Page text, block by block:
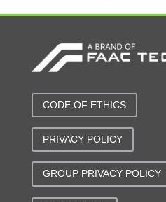
CODE OF ETHICS
PRIVACY POLICY
GROUP PRIVACY POLICY